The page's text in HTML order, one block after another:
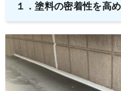
１．塗料の密着性を高